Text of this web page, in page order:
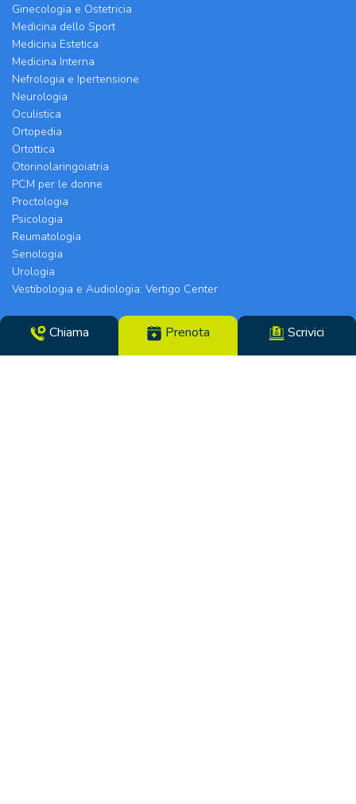
Ginecologia e Ostetricia
Medicina dello Sport
Medicina Estetica
Medicina Interna
Nefrologia e Ipertensione
Neurologia
Oculistica
Ortopedia
Ortottica
Otorinolaringoiatria
PCM per le donne
Proctologia
Psicologia
Reumatologia
Senologia
Urologia
Vestibologia e Audiologia: Vertigo Center
Poliambulatorio Chirurgico Modenese srl | Sede
Legale e Chirurgia: Via Arquà, 5 | Eyecare Clinic,
Chiama Prenota Scrivici